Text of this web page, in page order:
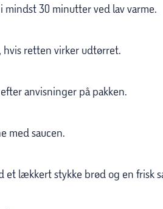
mindst 30 minutter ved lav varme.
retten virker udtørret.
anvisninger på pakken.
med saucen.
et lækkert stykke brød og en frisk